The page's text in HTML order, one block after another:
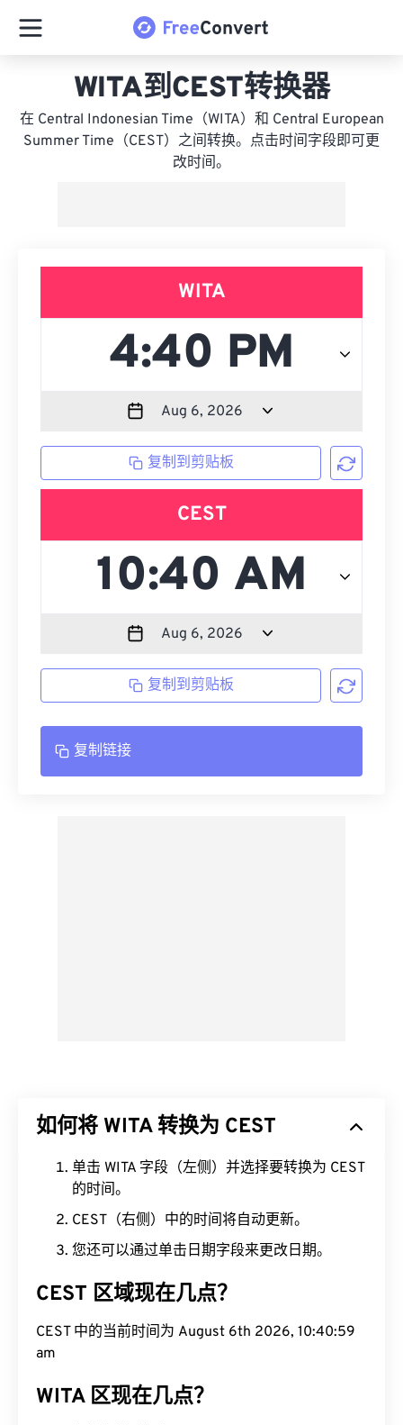
WITA到CEST转换器
在 Central Indonesian Time（WITA）和 Central European
Summer Time（CEST）之间转换。点击时间字段即可更
改时间。
WITA
复制到剪贴板
CEST
复制到剪贴板
复制链接
如何将 WITA 转换为 CEST
单击 WITA 字段（左侧）并选择要转换为 CEST
的时间。
CEST（右侧）中的时间将自动更新。
您还可以通过单击日期字段来更改日期。
CEST 区域现在几点？
CEST 中的当前时间为 August 6th 2026, 10:41:00
am
WITA 区现在几点？